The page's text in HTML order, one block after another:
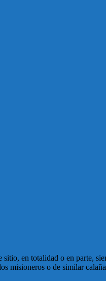
en totalidad o en parte,
misioneros o de similar